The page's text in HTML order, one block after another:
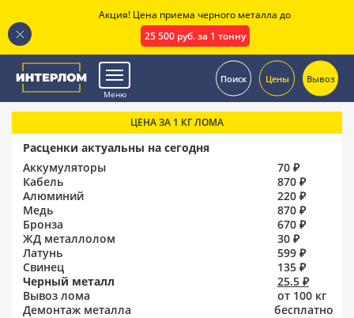
Меню
Поиск Цены Вывоз
ЦЕНА ЗА 1 КГ ЛОМА
Расценки актуальны на сегодня
Аккумуляторы
70 ₽
Кабель
870 ₽
Алюминий
220 ₽
Медь
870 ₽
Бронза
670 ₽
ЖД металлолом
30 ₽
Латунь
599 ₽
Свинец
135 ₽
Черный металл
25.5 ₽
Вывоз лома
от 100 кг
Демонтаж металла
бесплатно
Акция! Цена приема черного металла до
25 500 руб. за 1 тонну
.